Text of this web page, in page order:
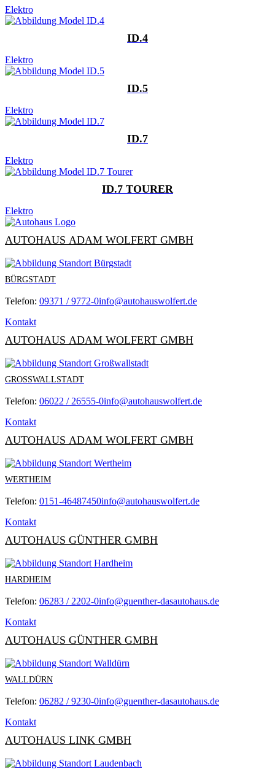
Elektro
ID.4
Elektro
ID.5
Elektro
ID.7
Elektro
ID.7 TOURER
Elektro
AUTOHAUS ADAM WOLFERT GMBH
BÜRGSTADT
Telefon: 09371 / 9772-0info@autohauswolfert.de
Kontakt
AUTOHAUS ADAM WOLFERT GMBH
GROSSWALLSTADT
Telefon: 06022 / 26555-0info@autohauswolfert.de
Kontakt
AUTOHAUS ADAM WOLFERT GMBH
WERTHEIM
Telefon: 0151-46487450info@autohauswolfert.de
Kontakt
AUTOHAUS GÜNTHER GMBH
HARDHEIM
Telefon: 06283 / 2202-0info@guenther-dasautohaus.de
Kontakt
AUTOHAUS GÜNTHER GMBH
WALLDÜRN
Telefon: 06282 / 9230-0info@guenther-dasautohaus.de
Kontakt
AUTOHAUS LINK GMBH